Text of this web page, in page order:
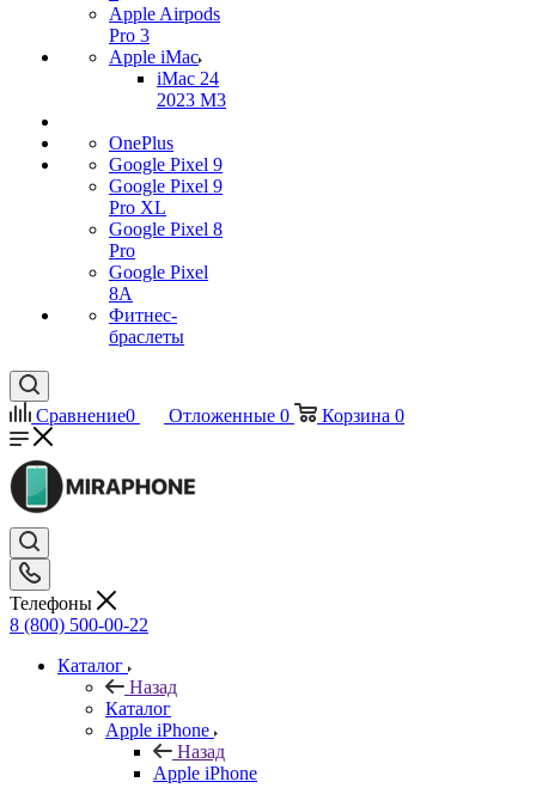
Apple Airpods
Pro 3
Apple iMac
iMac 24
2023 M3
OnePlus
Google Pixel 9
Google Pixel 9
Pro XL
Google Pixel 8
Pro
Google Pixel
8A
Фитнес-
браслеты
Сравнение0 Отложенные 0 Корзина 0
Телефоны
8 (800) 500-00-22
Каталог
Назад
Каталог
Apple iPhone
Назад
Apple iPhone